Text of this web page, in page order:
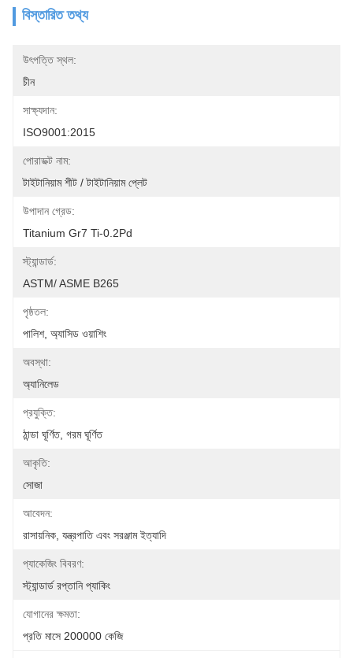
বিস্তারিত তথ্য
উৎপত্তি স্থল:
চীন
সাক্ষ্যদান:
ISO9001:2015
পোরাডক্ট নাম:
টাইটানিয়াম শীট / টাইটানিয়াম প্লেট
উপাদান গ্রেড:
Titanium Gr7 Ti-0.2Pd
স্ট্যান্ডার্ড:
ASTM/ ASME B265
পৃষ্ঠতল:
পালিশ, অ্যাসিড ওয়াশিং
অবস্থা:
অ্যানিলেড
প্রযুক্তি:
ঠান্ডা ঘূর্ণিত, গরম ঘূর্ণিত
আকৃতি:
সোজা
আবেদন:
রাসায়নিক, যন্ত্রপাতি এবং সরঞ্জাম ইত্যাদি
প্যাকেজিং বিবরণ:
স্ট্যান্ডার্ড রপ্তানি প্যাকিং
যোগানের ক্ষমতা:
প্রতি মাসে 200000 কেজি